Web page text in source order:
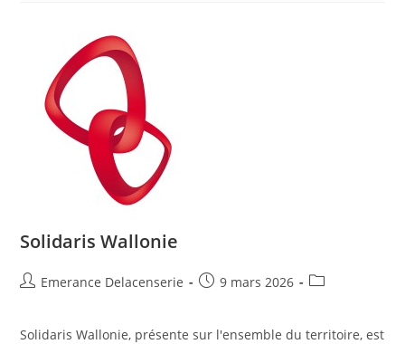
Solidaris Wallonie
Emerance Delacenserie 9 mars 2026
Solidaris Wallonie, présente sur l'ensemble du territoire, est